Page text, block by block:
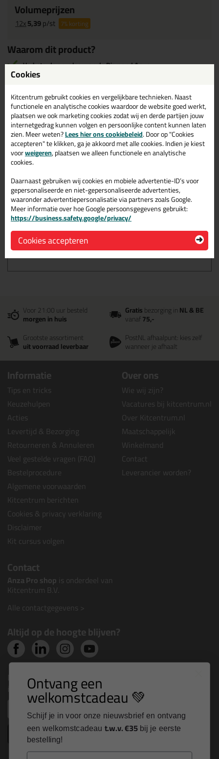
Volumeprijzen
12x5,39p/st 7%korting
Waarom dit product?
Verbeterde opvolger van de Diamond Aqua
Onbehandelde steel van duurzaam hout
Prettig in de hand
Geschikt voor alle waterbasis producten
Omschrijving Reviews (0)
ANZA Classic Soft Ronde
Kwast in nr. 12 (22mm
breed)
Bestel de ANZA Classic Soft Ronde Kwast in nr. 12 (22mm breed)
vandaag nog! Vandaag besteld = morgen in huis.
Wil je meer weten over de toepassing en kenmerken van dit
product?Lees alles over dit product >
Voor 21:00 uur besteld
morgen in huis
Gratisbezorging inNL & BE
vanaf75,-
Grootste assortiment
uit voorraad leverbaar
PostNL afhaalpunt: kies zelf
wanneer je afhaalt
Informatie
Tips en tricks
Keuzehulpen
Acties
Levertijd & Bezorging
Retourneren & Annuleren
Veel gestelde vragen (FAQ)
Bestelprocedure
Algemene voorwaarden
Kitcentrum berichten
Cookies & privacy verklaring
Disclaimer
Kit cursus volgen
Over ons
Wie wij zijn?
Vacatures bij kitcentrum.nl
Over Kitcentrum.nl
Maatschappelijk
Winkelmand
Contact
Leverancier worden?
Contact
Anza Pro shop is onderdeel van
Kitcentrum B.V.
Alle contactgegevens >
Altijd op de hoogte blijven?
Nieuws, tips en exclusieve deals rechtstreeks in je
inbox
Inschrijven
Cookies
Kitcentrum gebruikt cookies en vergelijkbare technieken. Naast
functionele en analytische cookies waardoor de website goed werkt,
plaatsen we ook marketing cookies zodat wij en derde partijen jouw
internetgedrag kunnen volgen en persoonlijke content kunnen laten
zien. Meer weten?Lees hier ons cookiebeleid. Door op "Cookies
accepteren" te klikken, ga je akkoord met alle cookies. Indien je kiest
voorweigeren, plaatsen we alleen functionele en analytische
cookies.
Daarnaast gebruiken wij cookies en mobiele advertentie-ID’s voor
gepersonaliseerde en niet-gepersonaliseerde advertenties,
waaronder advertentiepersonalisatie via partners zoals Google.
Meer informatie over hoe Google persoonsgegevens gebruikt:
https://business.safety.google/privacy/
Cookies accepteren
Ontvang een
welkomstcadeau 💚
Schijf je in voor onze nieuwsbrief en ontvang
een welkomstcadeau t.w.v. €35 bij je eerste
bestelling!
Email